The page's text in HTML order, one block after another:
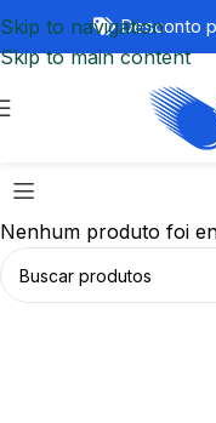
Skip to navigation
Skip to main content
Desconto
Nenhum produto foi